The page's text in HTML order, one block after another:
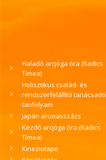
Haladó arcjóga óra (Radics
Tímea)
Holisztikus család- és
rendszerfelállító tanácsadó
tanfolyam
Japán arcmasszázs
Kezdő arcjóga óra (Radics
Tímea)
Kineziotape